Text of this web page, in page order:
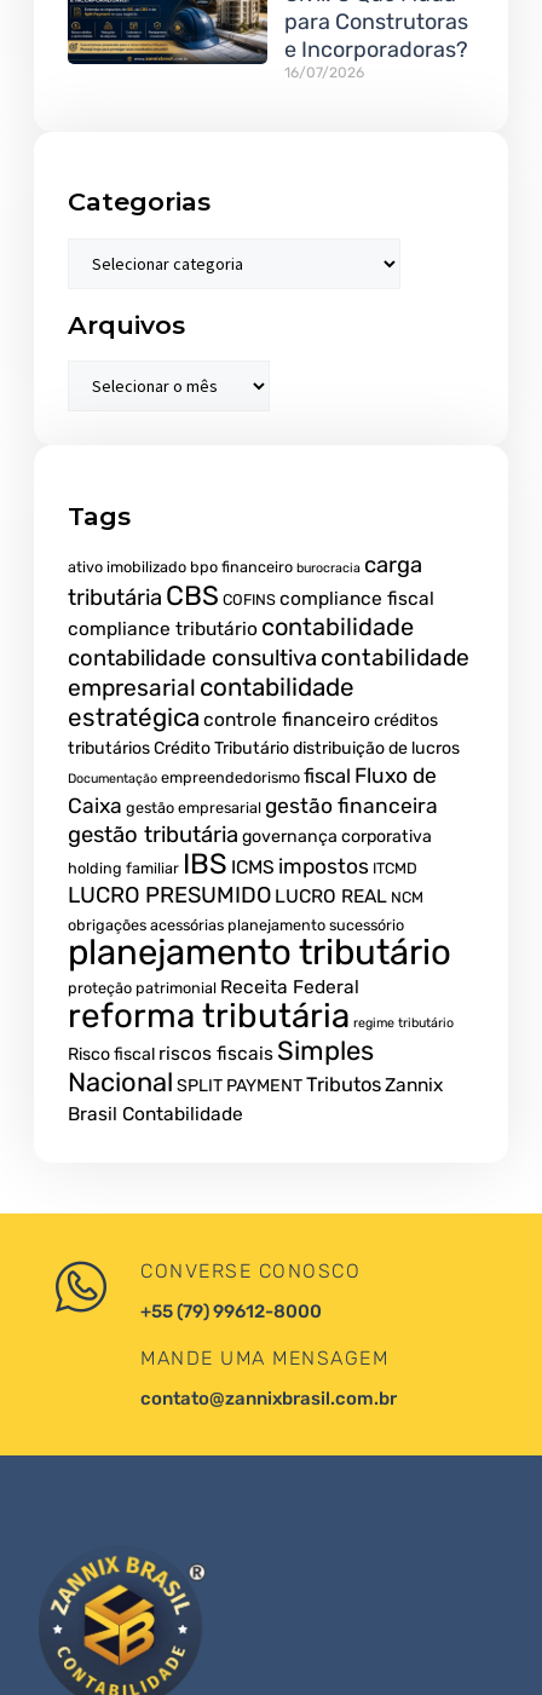
para Construtoras
e Incorporadoras?
16/07/2026
Categorias
Arquivos
Tags
ativo imobilizado bpo financeiro burocracia carga
tributária CBS COFINS compliance fiscal
compliance tributário contabilidade
contabilidade consultiva contabilidade
empresarial contabilidade
estratégica controle financeiro créditos
tributáriosCrédito Tributáriodistribuição de lucros
Documentação empreendedorismo fiscal Fluxo de
Caixa gestão empresarial gestão financeira
gestão tributária governança corporativa
holding familiar IBS ICMS impostos ITCMD
LUCRO PRESUMIDO LUCRO REAL NCM
obrigações acessórias planejamento sucessório
planejamento tributário
proteção patrimonial Receita Federal
reforma tributária regime tributário
Risco fiscal riscos fiscais Simples
Nacional SPLIT PAYMENTTributosZannix
Brasil Contabilidade
CONVERSE CONOSCO
+55 (79) 99612-8000
MANDE UMA MENSAGEM
contato@zannixbrasil.com.br